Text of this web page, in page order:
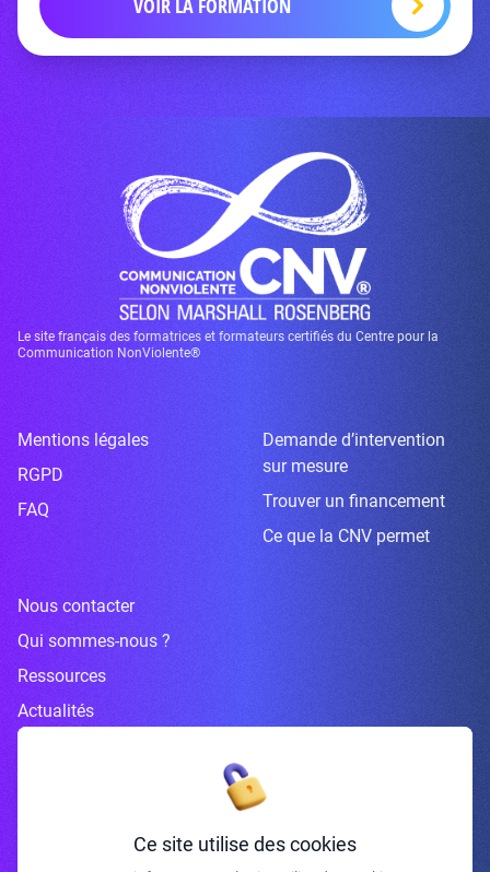
VOIR LA FORMATION
Le site français des formatrices et formateurs certifiés du Centre pour la
Communication NonViolente®
Mentions légales
RGPD
FAQ
Demande d’intervention
sur mesure
Trouver un financement
Ce que la CNV permet
Nous contacter
Qui sommes-nous ?
Ressources
Actualités
Inscrivez-vous à la newsletter
Ce site utilise des cookies